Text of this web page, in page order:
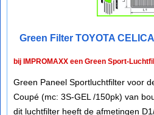
Green Filter TOYOTA
bij IMPROMAXX een Green Sport-
Green Paneel Sportluchtfilter voor
Coupé (mc: 3S-GEL /150pk) van
dit luchtfilter heeft de afmetingen